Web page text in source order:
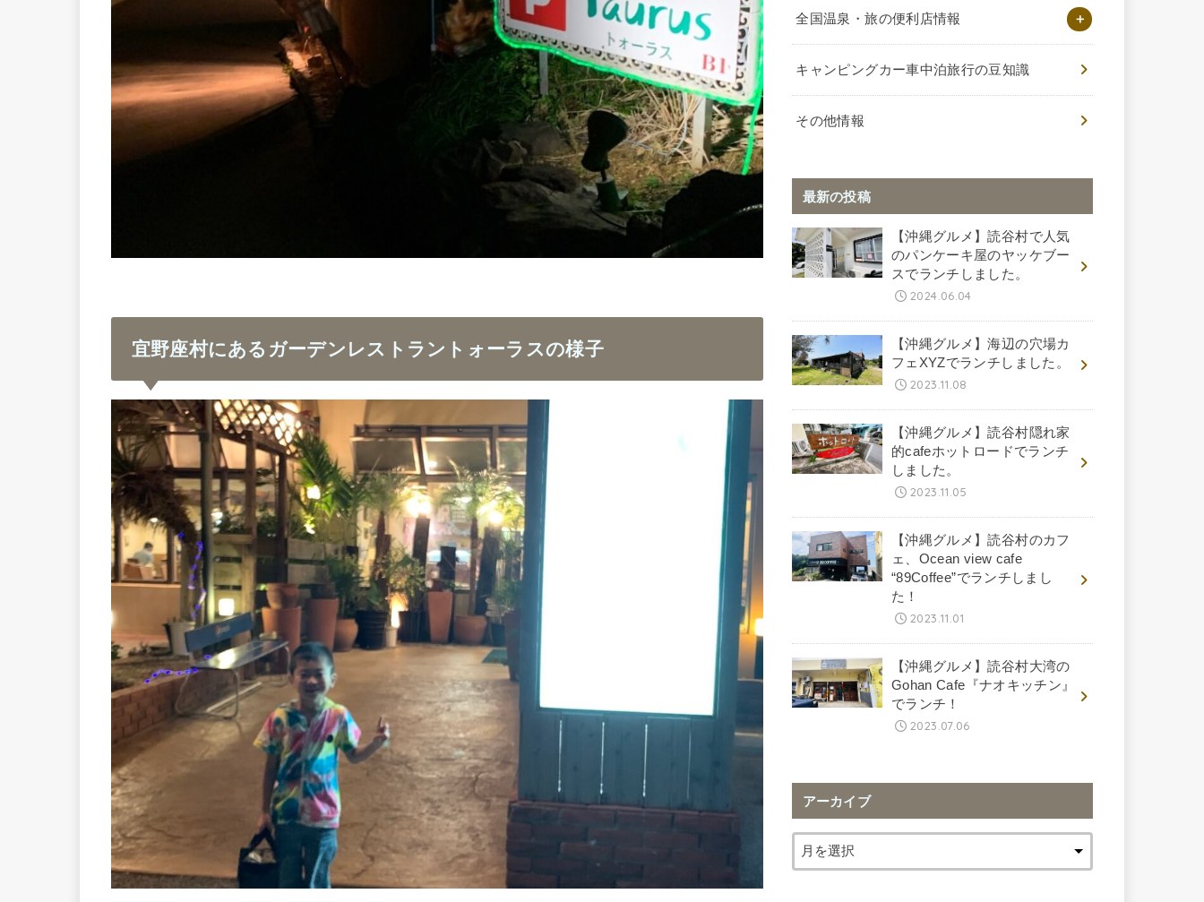
宜野座村にあるガーデンレストラントォーラスの様子
全国温泉・旅の便利店情報
キャンピングカー車中泊旅行の豆知識
その他情報
最新の投稿
【沖縄グルメ】読谷村で人気
のパンケーキ屋のヤッケブー
スでランチしました。
2024.06.04
【沖縄グルメ】海辺の穴場カ
フェXYZでランチしました。
2023.11.08
【沖縄グルメ】読谷村隠れ家
的cafeホットロードでランチ
しました。
2023.11.05
【沖縄グルメ】読谷村のカフ
ェ、Ocean view cafe
“89Coffee”でランチしまし
た！
2023.11.01
【沖縄グルメ】読谷村大湾の
Gohan Cafe『ナオキッチン』
でランチ！
2023.07.06
アーカイブ